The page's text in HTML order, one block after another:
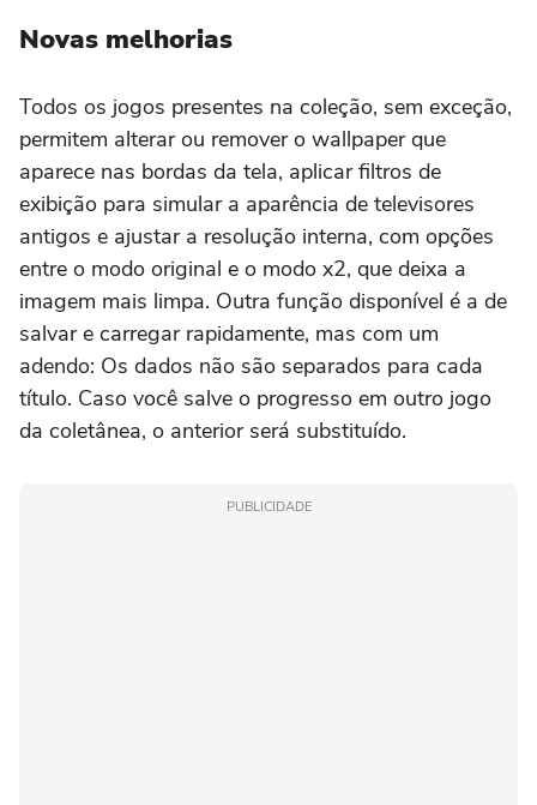
Novas melhorias
Todos os jogos presentes na coleção, sem exceção,
permitem alterar ou remover o wallpaper que
aparece nas bordas da tela, aplicar filtros de
exibição para simular a aparência de televisores
antigos e ajustar a resolução interna, com opções
entre o modo original e o modo x2, que deixa a
imagem mais limpa. Outra função disponível é a de
salvar e carregar rapidamente, mas com um
adendo: Os dados não são separados para cada
título. Caso você salve o progresso em outro jogo
da coletânea, o anterior será substituído.
PUBLICIDADE